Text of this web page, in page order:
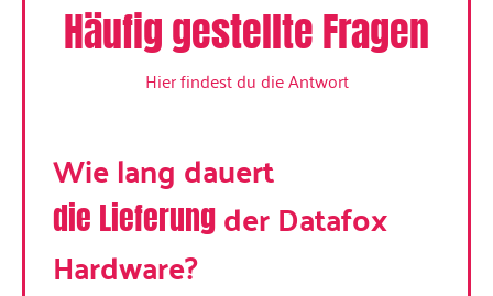
Häufig gestellte Fragen
Hier findest du die Antwort
Wie lang dauert
die Lieferungder Datafox
Hardware?